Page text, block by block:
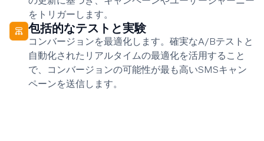
をトリガーします。
包括的なテストと実験
コンバージョンを最適化します。確実なA/Bテストと
自動化されたリアルタイムの最適化を活用すること
で、コンバージョンの可能性が最も高いSMSキャン
ペーンを送信します。